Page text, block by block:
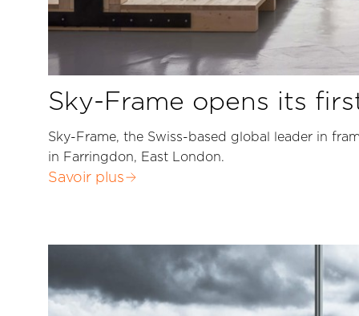
Sky-Frame opens its
Sky-Frame, the Swiss-based global leader in
in Farringdon, East London.
Savoir plus